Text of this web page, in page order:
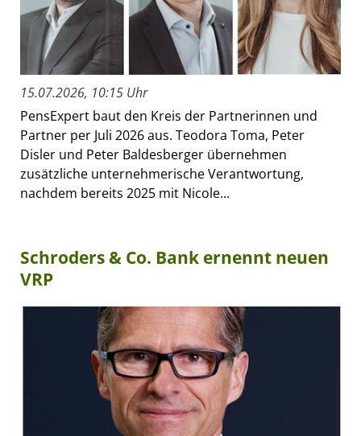
15.07.2026, 10:15 Uhr
PensExpert baut den Kreis der Partnerinnen und
Partner per Juli 2026 aus. Teodora Toma, Peter
Disler und Peter Baldesberger übernehmen
zusätzliche unternehmerische Verantwortung,
nachdem bereits 2025 mit Nicole...
Schroders & Co. Bank ernennt neuen
VRP